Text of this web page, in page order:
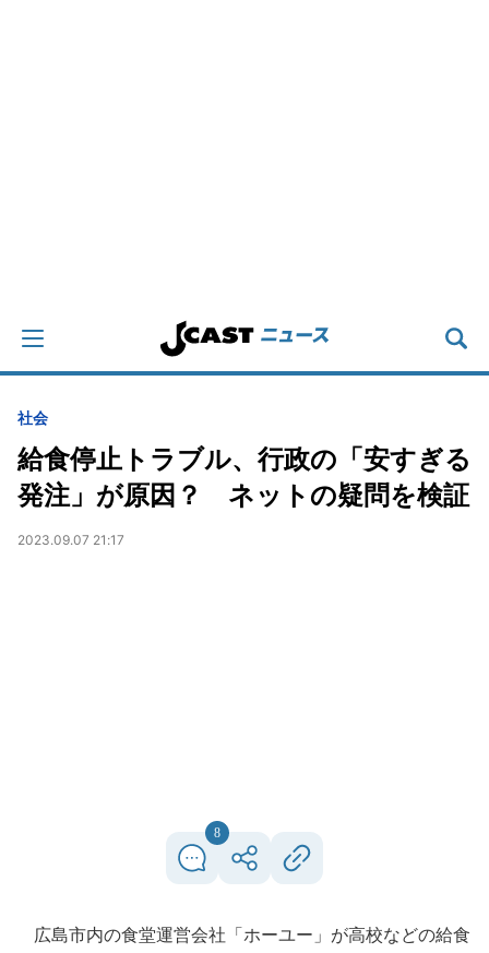
社会
給食停止トラブル、行政の「安すぎる
発注」が原因？ ネットの疑問を検証
2023.09.07 21:17
8
広島市内の食堂運営会社「ホーユー」が高校などの給食